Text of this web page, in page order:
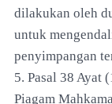
dilakukan oleh
untuk
penyimpangan
5. Pasal 38 Ayat
Piagam